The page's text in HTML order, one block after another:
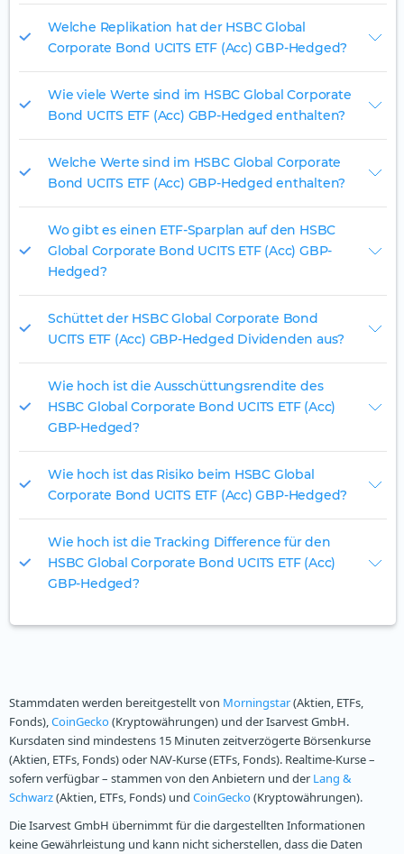
Welche Replikation hat der HSBC Global
Corporate Bond UCITS ETF (Acc) GBP-Hedged?
Wie viele Werte sind im HSBC Global Corporate
Bond UCITS ETF (Acc) GBP-Hedged enthalten?
Welche Werte sind im HSBC Global Corporate
Bond UCITS ETF (Acc) GBP-Hedged enthalten?
Wo gibt es einen ETF-Sparplan auf den HSBC
Global Corporate Bond UCITS ETF (Acc) GBP-
Hedged?
Schüttet der HSBC Global Corporate Bond
UCITS ETF (Acc) GBP-Hedged Dividenden aus?
Wie hoch ist die Ausschüttungsrendite des
HSBC Global Corporate Bond UCITS ETF (Acc)
GBP-Hedged?
Wie hoch ist das Risiko beim HSBC Global
Corporate Bond UCITS ETF (Acc) GBP-Hedged?
Wie hoch ist die Tracking Difference für den
HSBC Global Corporate Bond UCITS ETF (Acc)
GBP-Hedged?
Stammdaten werden bereitgestellt von Morningstar(Aktien, ETFs,
Fonds),CoinGecko(Kryptowährungen) und der Isarvest GmbH.
Kursdaten sind mindestens 15 Minuten zeitverzögerte Börsenkurse
(Aktien, ETFs, Fonds) oder NAV-Kurse (ETFs, Fonds). Realtime-Kurse –
sofern verfügbar – stammen von den Anbietern und der Lang &
Schwarz(Aktien, ETFs, Fonds) und CoinGecko(Kryptowährungen).
Die Isarvest GmbH übernimmt für die dargestellten Informationen
keine Gewährleistung und kann nicht sicherstellen, dass die Daten